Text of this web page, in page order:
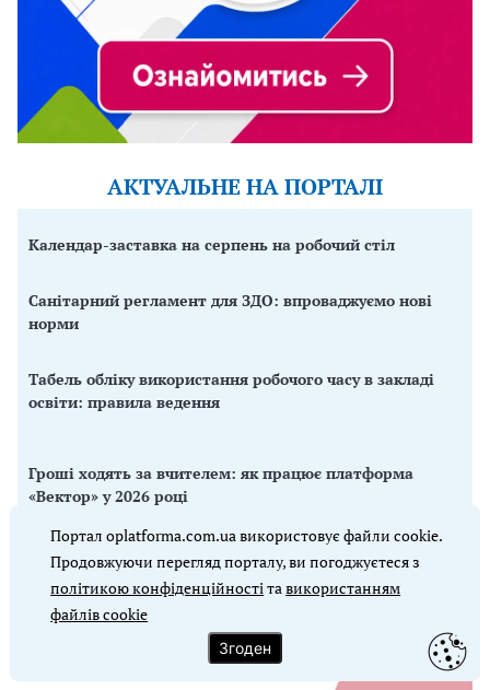
АКТУАЛЬНЕ НА ПОРТАЛІ
Календар-заставка на серпень на робочий стіл
Санітарний регламент для ЗДО: впроваджуємо нові
норми
Табель обліку використання робочого часу в закладі
освіти: правила ведення
Гроші ходять за вчителем: як працює платформа
«Вектор» у 2026 році
⚡️ ВАЖЛИВЕ У НОМЕРІ
Заступник директора школи
Портал oplatforma.com.ua використовує файли cookie.
Продовжуючи перегляд порталу, ви погоджуєтеся з
політикою конфіденційностітавикористанням
файлів cookie
Згоден